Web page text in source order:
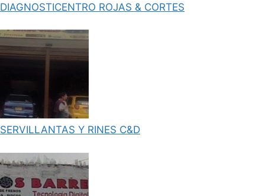
DIAGNOSTICENTRO ROJAS & CORTES
SERVILLANTAS Y RINES C&D